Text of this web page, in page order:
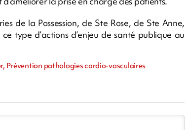
de la Possession, de Ste Rose, de Ste Anne,
type d’actions d’enjeu de santé publique au
Prévention pathologies cardio-vasculaires